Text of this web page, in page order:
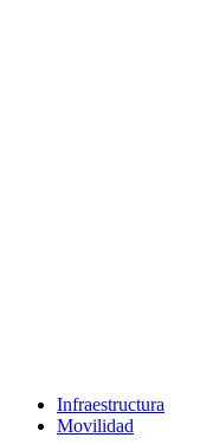
Infraestructura
Movilidad